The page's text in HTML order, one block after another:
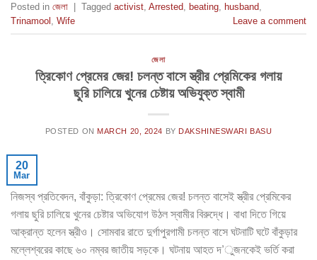
Posted in জেলা | Tagged activist Arrested beating husband
Trinamool Wife Leave a comment
জেলা
ত্রিকোণ প্রেমের জের! চলন্ত বাসে স্ত্রীর প্রেমিকের গলায়
ছুরি চালিয়ে খুনের চেষ্টায় অভিযুক্ত স্বামী
POSTED ON MARCH 20, 2024 BY DAKSHINESWARI BASU
20
Mar
নিজস্ব প্রতিবেদন, বাঁকুড়া: ত্রিকোণ প্রেমের জের! চলন্ত বাসেই স্ত্রীর প্রেমিকের
গলায় ছুরি চালিয়ে খুনের চেষ্টার অভিযোগ উঠল স্বামীর বিরুদ্ধে। বাধা দিতে গিয়ে
আক্রান্ত হলেন স্ত্রীও। সোমবার রাতে দুর্গাপুরগামী চলন্ত বাসে ঘটনাটি ঘটে বাঁকুড়ার
মল্লেশ্বরের কাছে ৬০ নম্বর জাতীয় সড়কে। ঘটনায় আহত দ’ুজনকেই ভর্তি করা